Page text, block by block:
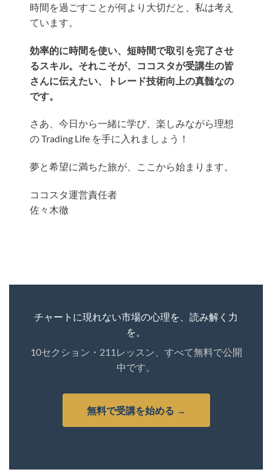
時間を過ごすことが何より大切だと、私は考え
ています。
効率的に時間を使い、短時間で取引を完了させ
るスキル。それこそが、ココスタが受講生の皆
さんに伝えたい、トレード技術向上の真髄なの
です。
さあ、今日から一緒に学び、楽しみながら理想
の Trading Life を手に入れましょう！
夢と希望に満ちた旅が、ここから始まります。
ココスタ運営責任者
佐々木徹
チャートに現れない市場の心理を、読み解く力
を。
10セクション・211レッスン、すべて無料で公開
中です。
無料で受講を始める →